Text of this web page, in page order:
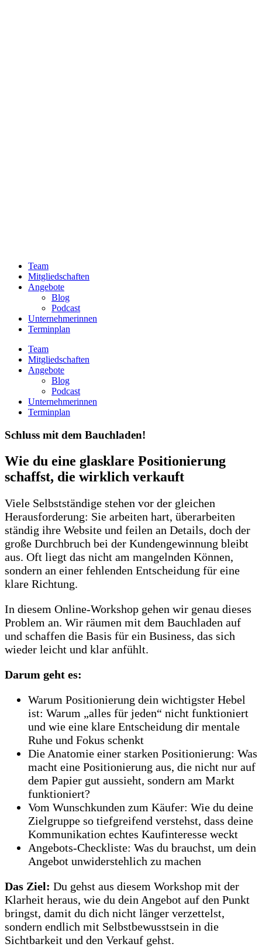
Team
Mitgliedschaften
Angebote
Blog
Podcast
Unternehmerinnen
Terminplan
Team
Mitgliedschaften
Angebote
Blog
Podcast
Unternehmerinnen
Terminplan
Schluss mit dem Bauchladen!
Wie du eine glasklare Positionierung
schaffst, die wirklich verkauft
Viele Selbstständige stehen vor der gleichen
Herausforderung: Sie arbeiten hart, überarbeiten
ständig ihre Website und feilen an Details, doch der
große Durchbruch bei der Kundengewinnung bleibt
aus. Oft liegt das nicht am mangelnden Können,
sondern an einer fehlenden Entscheidung für eine
klare Richtung.
In diesem Online-Workshop gehen wir genau dieses
Problem an. Wir räumen mit dem Bauchladen auf
und schaffen die Basis für ein Business, das sich
wieder leicht und klar anfühlt.
Darum geht es:
Warum Positionierung dein wichtigster Hebel
ist: Warum „alles für jeden“ nicht funktioniert
und wie eine klare Entscheidung dir mentale
Ruhe und Fokus schenkt
Die Anatomie einer starken Positionierung: Was
macht eine Positionierung aus, die nicht nur auf
dem Papier gut aussieht, sondern am Markt
funktioniert?
Vom Wunschkunden zum Käufer: Wie du deine
Zielgruppe so tiefgreifend verstehst, dass deine
Kommunikation echtes Kaufinteresse weckt
Angebots-Checkliste: Was du brauchst, um dein
Angebot unwiderstehlich zu machen
Das Ziel: Du gehst aus diesem Workshop mit der
Klarheit heraus, wie du dein Angebot auf den Punkt
bringst, damit du dich nicht länger verzettelst,
sondern endlich mit Selbstbewusstsein in die
Sichtbarkeit und den Verkauf gehst.